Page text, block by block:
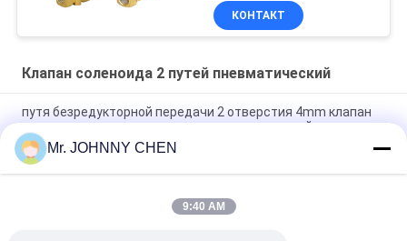
КОНТАКТ
Клапан соленоида 2 путей пневматический
путя безредукторной передачи 2 отверстия 4mm клапан
соленоида миниого латунного пневматический
клапан соленоида G1/2 отверстия 2/2 16~50mm латунный
пневматический " ~G2» с уплотнением Viton
Клапан соленоида высокотемпературного путя 1.5MPa 2
Mr. JOHNNY CHEN
9:40 AM